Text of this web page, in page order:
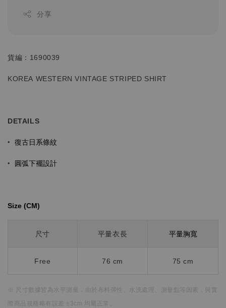
分享
貨編：1690039
KOREA WESTERN VINTAGE STRIPED SHIRT
DETAILS
• 復古日系條紋
• 圓弧下襬設計
Size (CM)⁡⁡
尺寸 平量衣長 平量胸寬
Free 76 cm 75 cm
※ 尺寸數據皆為水平測量， 由於布料彈性、水洗處理、測量點等因素，
際商品規格略有誤差 ±3cm 均屬正常。